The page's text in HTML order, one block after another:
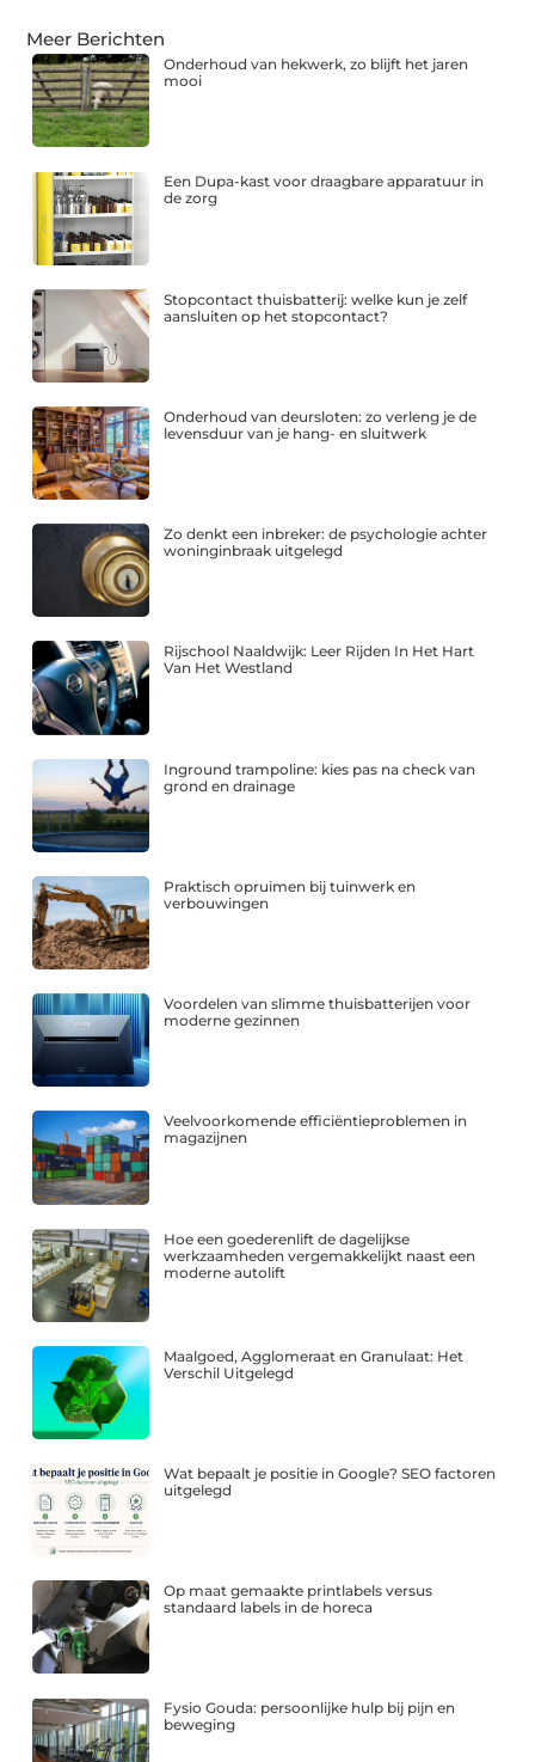
Meer Berichten
Onderhoud van hekwerk, zo blijft het jaren
mooi
Een Dupa-kast voor draagbare apparatuur in
de zorg
Stopcontact thuisbatterij: welke kun je zelf
aansluiten op het stopcontact?
Onderhoud van deursloten: zo verleng je de
levensduur van je hang- en sluitwerk
Zo denkt een inbreker: de psychologie achter
woninginbraak uitgelegd
Rijschool Naaldwijk: Leer Rijden In Het Hart
Van Het Westland
Inground trampoline: kies pas na check van
grond en drainage
Praktisch opruimen bij tuinwerk en
verbouwingen
Voordelen van slimme thuisbatterijen voor
moderne gezinnen
Veelvoorkomende efficiëntieproblemen in
magazijnen
Hoe een goederenlift de dagelijkse
werkzaamheden vergemakkelijkt naast een
moderne autolift
Maalgoed, Agglomeraat en Granulaat: Het
Verschil Uitgelegd
Wat bepaalt je positie in Google? SEO factoren
uitgelegd
Op maat gemaakte printlabels versus
standaard labels in de horeca
Fysio Gouda: persoonlijke hulp bij pijn en
beweging